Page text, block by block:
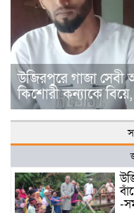
উজিরপুরে গাজা
কিশোরী কন্যাকে
-